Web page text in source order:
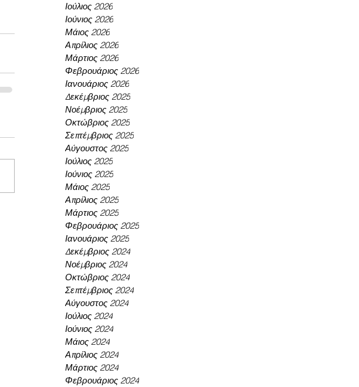
Ιούλιος 2026
Ιούνιος 2026
Μάιος 2026
Απρίλιος 2026
Μάρτιος 2026
Φεβρουάριος 2026
Ιανουάριος 2026
Δεκέμβριος 2025
Νοέμβριος 2025
Οκτώβριος 2025
Σεπτέμβριος 2025
Αύγουστος 2025
Ιούλιος 2025
Ιούνιος 2025
Μάιος 2025
Απρίλιος 2025
Μάρτιος 2025
Φεβρουάριος 2025
Ιανουάριος 2025
Δεκέμβριος 2024
Νοέμβριος 2024
Οκτώβριος 2024
Σεπτέμβριος 2024
Αύγουστος 2024
Ιούλιος 2024
Ιούνιος 2024
Μάιος 2024
Απρίλιος 2024
Μάρτιος 2024
Φεβρουάριος 2024